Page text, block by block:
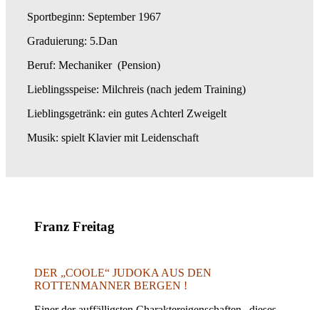
Sportbeginn: September 1967
Graduierung: 5.Dan
Beruf: Mechaniker (Pension)
Lieblingsspeise: Milchreis (nach jedem Training)
Lieblingsgetränk: ein gutes Achterl Zweigelt
Musik: spielt Klavier mit Leidenschaft
Franz Freitag
DER „COOLE“ JUDOKA AUS DEN
ROTTENMANNER BERGEN !